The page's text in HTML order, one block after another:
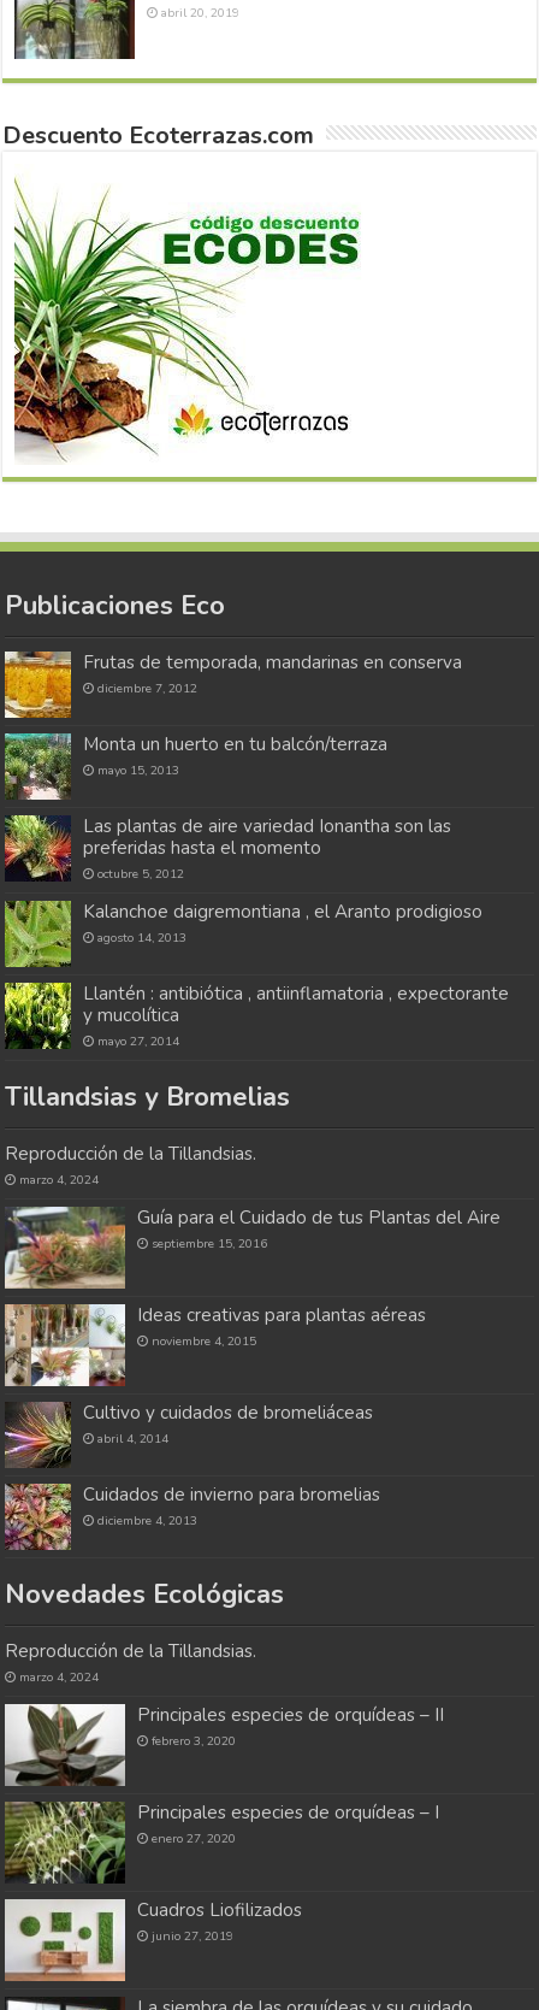
abril 20, 2019
Descuento Ecoterrazas.com
Publicaciones Eco
Frutas de temporada, mandarinas en conserva
diciembre 7, 2012
Monta un huerto en tu balcón/terraza
mayo 15, 2013
Las plantas de aire variedad Ionantha son las
preferidas hasta el momento
octubre 5, 2012
Kalanchoe daigremontiana , el Aranto prodigioso
agosto 14, 2013
Llantén : antibiótica , antiinflamatoria , expectorante
y mucolítica
mayo 27, 2014
Tillandsias y Bromelias
Reproducción de la Tillandsias.
marzo 4, 2024
Guía para el Cuidado de tus Plantas del Aire
septiembre 15, 2016
Ideas creativas para plantas aéreas
noviembre 4, 2015
Cultivo y cuidados de bromeliáceas
abril 4, 2014
Cuidados de invierno para bromelias
diciembre 4, 2013
Novedades Ecológicas
Reproducción de la Tillandsias.
marzo 4, 2024
Principales especies de orquídeas – II
febrero 3, 2020
Principales especies de orquídeas – I
enero 27, 2020
Cuadros Liofilizados
junio 27, 2019